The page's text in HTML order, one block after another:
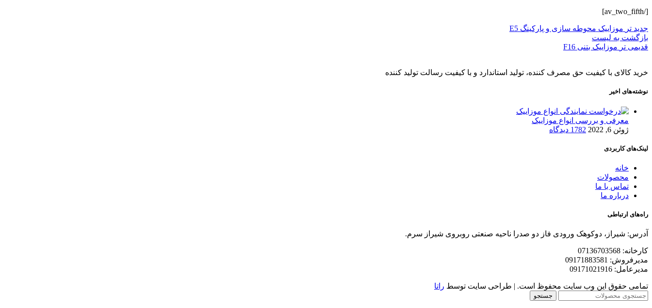
[/av_two_fifth]
جدید تر موزاییک محوطه سازی و پارکینگ E5
بازگشت به لیست
قدیمی تر موزاییک بتنی F16
خرید کالای با کیفیت حق مصرف کننده، تولید استاندارد و با کیفیت رسالت تولید کننده
نوشته‌های اخیر
معرفی و بررسی انواع موزاییک
ژوئن 6, 2022
1782 دیدگاه
لینک‌های کاربردی
خانه
محصولات
تماس با ما
درباره ما
راه‌های ارتباطی
آدرس: شیراز، دوکوهک ورودی فاز دو صدرا ناحیه صنعتی روبروی شیراز سرم.
کارخانه: 07136703568
مدیرفروش: 09171883581
مدیرعامل: 09171021916
تمامی حقوق این وب سایت محفوظ است. | طراحی سایت توسط راتا
جستجو